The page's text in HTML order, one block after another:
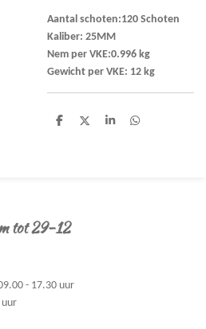
Aantal schoten:120 Schoten
Kaliber: 25MM
Nem per VKE:0.996 kg
Gewicht per VKE: 12 kg
D
D
S
D
tot 29-12
- 17.30 uur
uur